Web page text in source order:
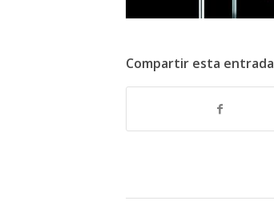
Compartir esta entrada